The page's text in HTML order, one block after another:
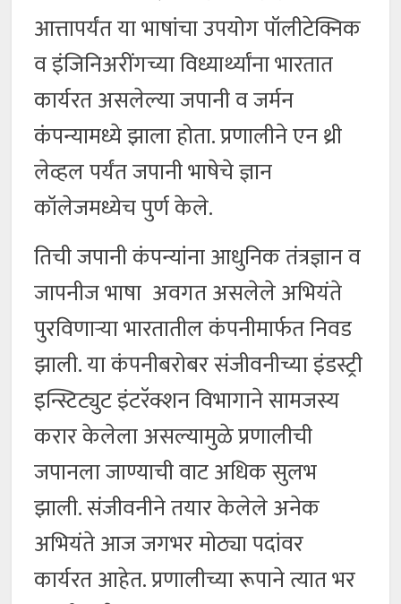
आत्तापर्यंत या भाषांचा उपयोग पॉलीटेक्निक
व इंजिनिअरींगच्या विध्यार्थ्यांना भारतात
कार्यरत असलेल्या जपानी व जर्मन
कंपन्यामध्ये झाला होता. प्रणालीने एन थ्री
लेव्हल पर्यंत जपानी भाषेचे ज्ञान
कॉलेजमध्येच पुर्ण केले.
तिची जपानी कंपन्यांना आधुनिक तंत्रज्ञान व
जापनीज भाषा अवगत असलेले अभियंते
पुरविणाऱ्या भारतातील कंपनीमार्फत निवड
झाली. या कंपनीबरोबर संजीवनीच्या इंडस्ट्री
इन्स्टिट्युट इंटरॅक्शन विभागाने सामजस्य
करार केलेला असल्यामुळे प्रणालीची
जपानला जाण्याची वाट अधिक सुलभ
झाली. संजीवनीने तयार केलेले अनेक
अभियंते आज जगभर मोठ्या पदांवर
कार्यरत आहेत. प्रणालीच्या रूपाने त्यात भर